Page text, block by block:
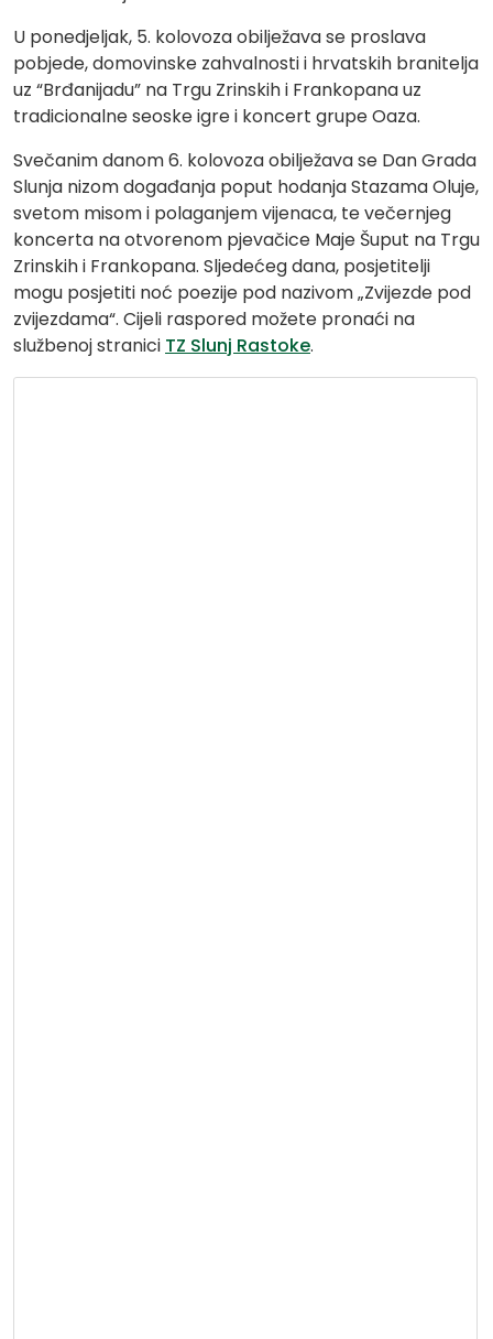
U ponedjeljak, 5. kolovoza obilježava se proslava
pobjede, domovinske zahvalnosti i hrvatskih branitelja
uz “Brđanijadu” na Trgu Zrinskih i Frankopana uz
tradicionalne seoske igre i koncert grupe Oaza.
Svečanim danom 6. kolovoza obilježava se Dan Grada
Slunja nizom događanja poput hodanja Stazama Oluje,
svetom misom i polaganjem vijenaca, te večernjeg
koncerta na otvorenom pjevačice Maje Šuput na Trgu
Zrinskih i Frankopana. Sljedećeg dana, posjetitelji
mogu posjetiti noć poezije pod nazivom „Zvijezde pod
zvijezdama“. Cijeli raspored možete pronaći na
službenoj stranici TZ Slunj Rastoke.